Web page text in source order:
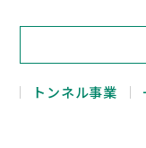
トンネル事業